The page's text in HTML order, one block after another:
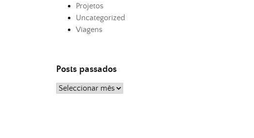
Projetos
Uncategorized
Viagens
Posts passados
Posts